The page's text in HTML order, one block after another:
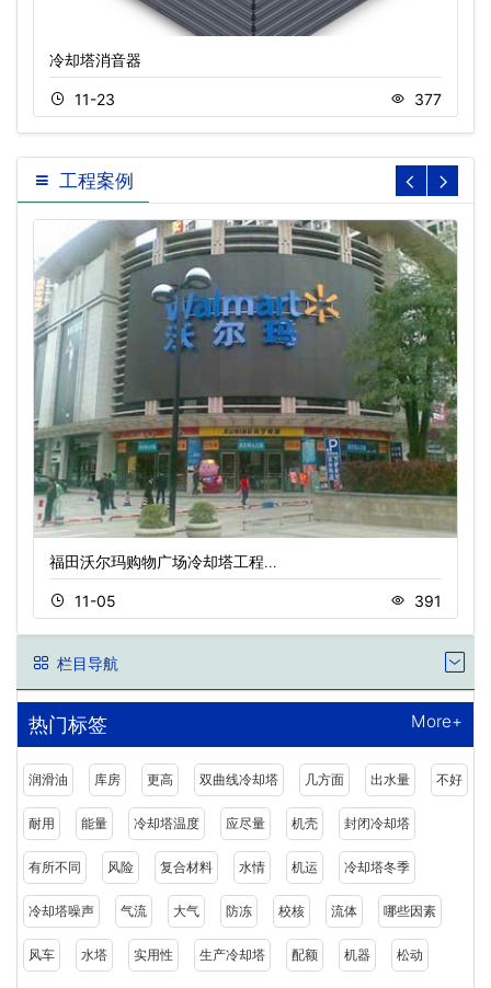
冷却塔消音器
11-23 377
工程案例
福田沃尔玛购物广场冷却塔工程…
11-05 391
栏目导航
热门标签 More+
润滑油 库房 更高 双曲线冷却塔 几方面 出水量 不好
耐用 能量 冷却塔温度 应尽量 机壳 封闭冷却塔
有所不同 风险 复合材料 水情 机运 冷却塔冬季
冷却塔噪声 气流 大气 防冻 校核 流体 哪些因素
风车 水塔 实用性 生产冷却塔 配额 机器 松动